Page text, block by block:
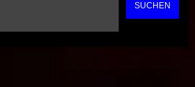
SUCHEN